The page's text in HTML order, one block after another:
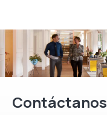
Contáctanos